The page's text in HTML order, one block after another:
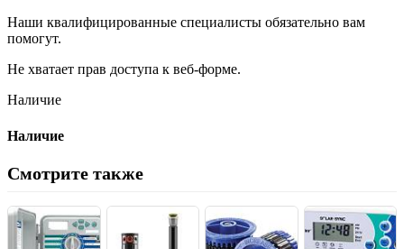
Наши квалифицированные специалисты обязательно вам
помогут.
Не хватает прав доступа к веб-форме.
Наличие
Наличие
Смотрите также